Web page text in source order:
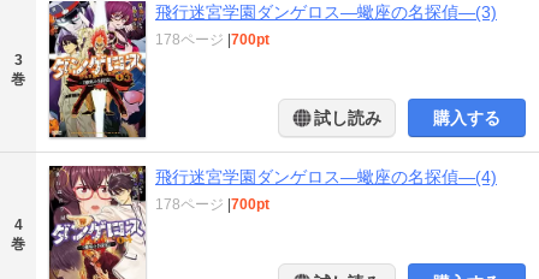
3
巻
飛行迷宮学園ダンゲロス―蠍座の名探偵―(3)
178ページ |700pt
試し読み 購入する
4
巻
飛行迷宮学園ダンゲロス―蠍座の名探偵―(4)
178ページ |700pt